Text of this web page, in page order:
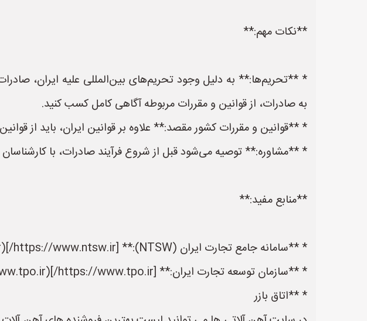
**نکات مهم:**
* **تحریم‌ها:** به دلیل وجود تحریم‌های بین‌المللی علیه ایران،
به صادرات، از قوانین و مقررات مربوطه آگاهی کامل کسب کنید.
* **قوانین و مقررات کشور مقصد:** علاوه بر قوانین ایران، باید از
* **مشاوره:** توصیه می‌شود قبل از شروع فرآیند صادرات، با
**منابع مفید:**
* **سامانه جامع تجارت ایران (NTSW):** [https://www.ntsw.ir/](https://www.ntsw.ir/)
* **سازمان توسعه تجارت ایران:** [https://www.tpo.ir/](https://www.tpo.ir/)
* **اتاق بازر